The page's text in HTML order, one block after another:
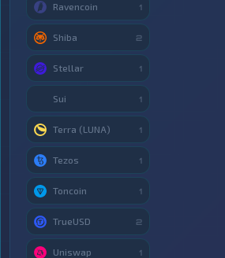
Ravencoin 1
Shiba 2
Stellar 1
Sui 1
Terra (LUNA) 1
Tezos 1
Toncoin 1
TrueUSD 2
Uniswap 1